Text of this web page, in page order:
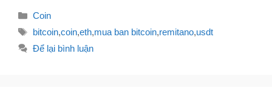
Danh
mục
Coin
Thẻ
bitcoin,coin,eth,mua ban bitcoin,remitano,usdt
Để lại bình luận